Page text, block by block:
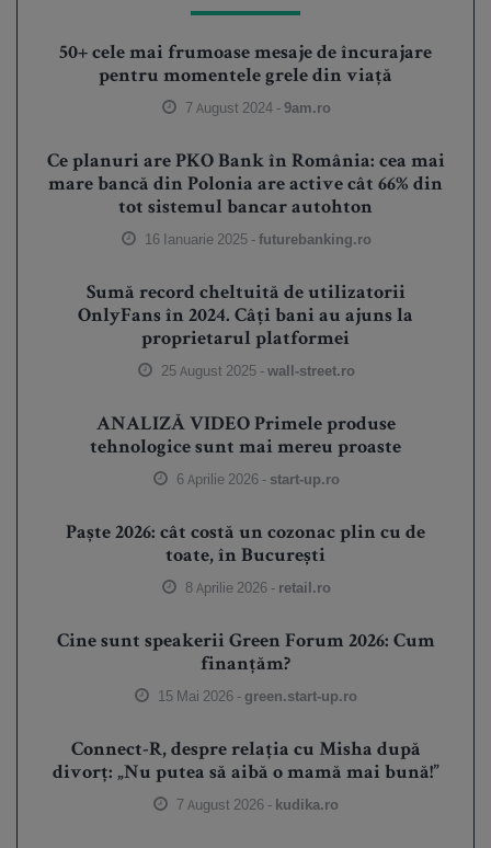
50+ cele mai frumoase mesaje de încurajare
pentru momentele grele din viață
7 August 2024 -9am.ro
Ce planuri are PKO Bank în România: cea mai
mare bancă din Polonia are active cât 66% din
tot sistemul bancar autohton
16 Ianuarie 2025 -futurebanking.ro
Sumă record cheltuită de utilizatorii
OnlyFans în 2024. Câți bani au ajuns la
proprietarul platformei
25 August 2025 -wall-street.ro
ANALIZĂ VIDEO Primele produse
tehnologice sunt mai mereu proaste
6 Aprilie 2026 - start-up.ro
Paște 2026: cât costă un cozonac plin cu de
toate, în București
8 Aprilie 2026 - retail.ro
Cine sunt speakerii Green Forum 2026: Cum
finanțăm?
15 Mai 2026 - green.start-up.ro
Connect-R, despre relația cu Misha după
divorț: „Nu putea să aibă o mamă mai bună!”
7 August 2026 - kudika.ro